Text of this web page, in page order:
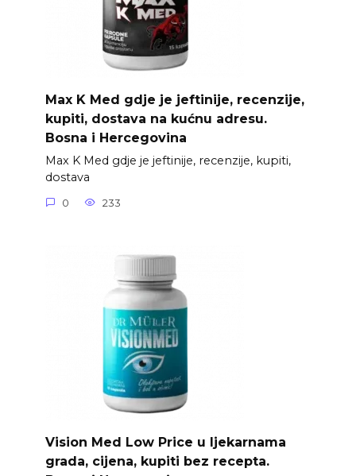
Max K Med gdje je jeftinije, recenzije,
kupiti, dostava na kućnu adresu.
Bosna i Hercegovina
Max K Med gdje je jeftinije, recenzije, kupiti,
dostava
0 233
Vision Med Low Price u ljekarnama
grada, cijena, kupiti bez recepta.